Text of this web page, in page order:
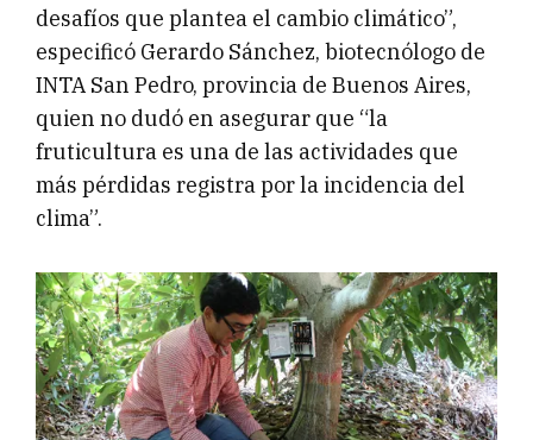
desafíos que plantea el cambio climático”,
especificó Gerardo Sánchez, biotecnólogo de
INTA San Pedro, provincia de Buenos Aires,
quien no dudó en asegurar que “la
fruticultura es una de las actividades que
más pérdidas registra por la incidencia del
clima”.